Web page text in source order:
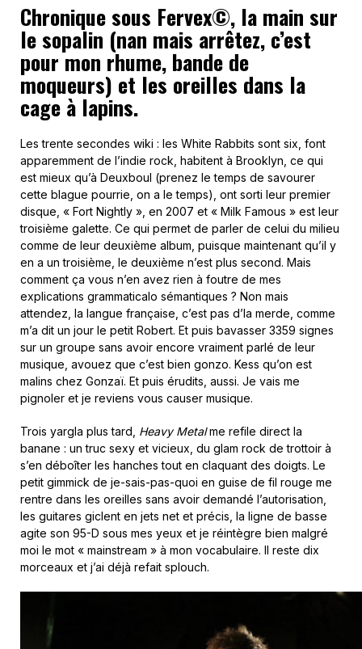
Chronique sous Fervex©, la main sur
le sopalin (nan mais arrêtez, c’est
pour mon rhume, bande de
moqueurs) et les oreilles dans la
cage à lapins.
Les trente secondes wiki : les White Rabbits sont six, font
apparemment de l’indie rock, habitent à Brooklyn, ce qui
est mieux qu’à Deuxboul (prenez le temps de savourer
cette blague pourrie, on a le temps), ont sorti leur premier
disque, « Fort Nightly », en 2007 et « Milk Famous » est leur
troisième galette. Ce qui permet de parler de celui du milieu
comme de leur deuxième album, puisque maintenant qu’il y
en a un troisième, le deuxième n’est plus second. Mais
comment ça vous n’en avez rien à foutre de mes
explications grammaticalo sémantiques ? Non mais
attendez, la langue française, c’est pas d’la merde, comme
m’a dit un jour le petit Robert. Et puis bavasser 3359 signes
sur un groupe sans avoir encore vraiment parlé de leur
musique, avouez que c’est bien gonzo. Kess qu’on est
malins chez Gonzaï. Et puis érudits, aussi. Je vais me
pignoler et je reviens vous causer musique.
Trois yargla plus tard, Heavy Metalme refile direct la
banane : un truc sexy et vicieux, du glam rock de trottoir à
s’en déboîter les hanches tout en claquant des doigts. Le
petit gimmick de je-sais-pas-quoi en guise de fil rouge me
rentre dans les oreilles sans avoir demandé l’autorisation,
les guitares giclent en jets net et précis, la ligne de basse
agite son 95-D sous mes yeux et je réintègre bien malgré
moi le mot « mainstream » à mon vocabulaire. Il reste dix
morceaux et j’ai déjà refait splouch.